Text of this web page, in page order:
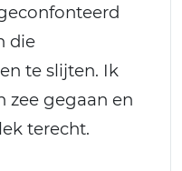
die
te slijten. Ik
zee gegaan en
terecht.